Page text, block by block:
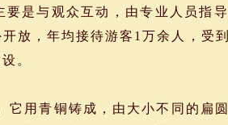
是与观众互动，由专业人员指
放，年均接待游客1万余人，受
。
用青铜铸成，由大小不同的扁